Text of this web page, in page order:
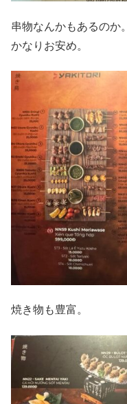
串物なんかもあるのか。
かなりお安め。
焼き物も豊富。